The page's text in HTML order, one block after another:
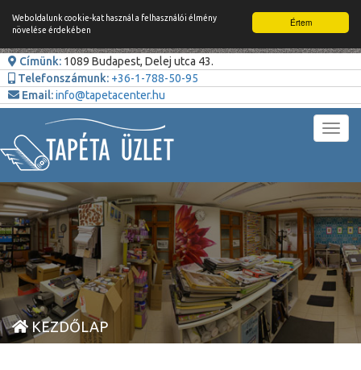
Értem
Weboldalunk cookie-kat használ a felhasználói élmény
növelése érdekében
Címünk: 1089 Budapest, Delej utca 43.
Telefonszámunk: +36-1-788-50-95
Email:info@tapetacenter.hu
KEZDŐLAP